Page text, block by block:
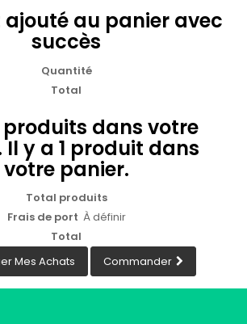
ajouté au panier avec
succès
Quantité
Total
produits dans votre
Il y a 1 produit dans
votre panier.
Total produits
Frais de port À définir
Total
Mes Achats
Commander